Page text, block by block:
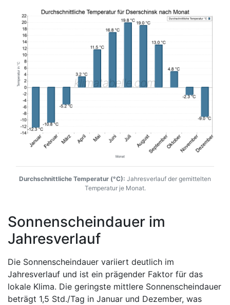
Durchschnittliche Temperatur (°C): Jahresverlauf der gemittelten
Temperatur je Monat.
Sonnenscheindauer im
Jahresverlauf
Die Sonnenscheindauer variiert deutlich im
Jahresverlauf und ist ein prägender Faktor für das
lokale Klima. Die geringste mittlere Sonnenscheindauer
beträgt 1,5 Std./Tag in Januar und Dezember, was